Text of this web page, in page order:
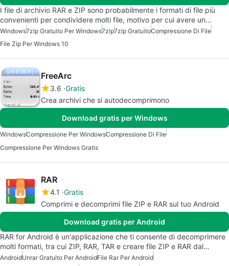
I file di archivio RAR e ZIP sono probabilmente i formati di file più
convenienti per condividere molti file, motivo per cui avere un…
Windows7zip Gratuito Per Windows7zip7zip GratuitoCompressione Di File
File Zip Per Windows 10
FreeArc
3.6 Gratis
Crea archivi che si autodecomprimono
Download gratis per Windows
WindowsCompressione Per WindowsCompressione Di File
Compressione Per Windows Gratis
RAR
4.1 Gratis
Comprimi e decomprimi file ZIP e RAR sul tuo Android
Download gratis per Android
RAR for Android è un'applicazione che ti consente di decomprimere
molti formati, tra cui ZIP, RAR, TAR e creare file ZIP e RAR dal…
AndroidUnrar Gratuito Per AndroidFile Rar Per Android